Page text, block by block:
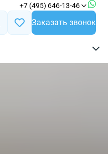
+7 (495) 646-13-46
Заказать звонок